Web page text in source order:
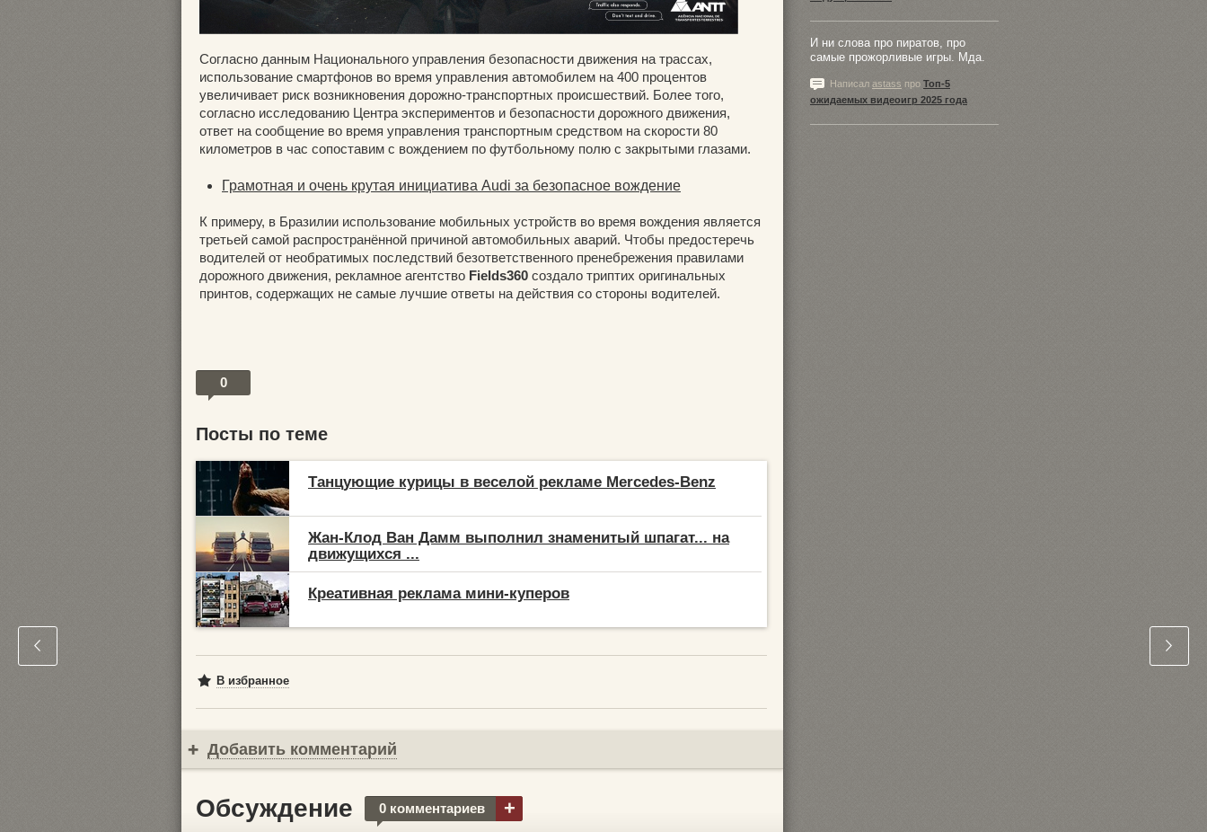
Согласно данным Национального управления безопасности движения на трассах,
использование смартфонов во время управления автомобилем на 400 процентов
увеличивает риск возникновения дорожно-транспортных происшествий. Более того,
согласно исследованию Центра экспериментов и безопасности дорожного движения,
ответ на сообщение во время управления транспортным средством на скорости 80
километров в час сопоставим с вождением по футбольному полю с закрытыми глазами.
Грамотная и очень крутая инициатива Audi за безопасное вождение
К примеру, в Бразилии использование мобильных устройств во время вождения является
третьей самой распространённой причиной автомобильных аварий. Чтобы предостеречь
водителей от необратимых последствий безответственного пренебрежения правилами
дорожного движения, рекламное агентство Fields360 создало триптих оригинальных
принтов, содержащих не самые лучшие ответы на действия со стороны водителей.
0
Посты по теме
Танцующие курицы в веселой рекламе Mercedes-Benz
Жан-Клод Ван Дамм выполнил знаменитый шпагат... на
движущихся ...
Креативная реклама мини-куперов
В избранное
Добавить комментарий
Обсуждение 0 комментариев +
И ни слова про пиратов, про
самые прожорливые игры. Мда.
Написал astass про Топ-5
ожидаемых видеоигр 2025 года